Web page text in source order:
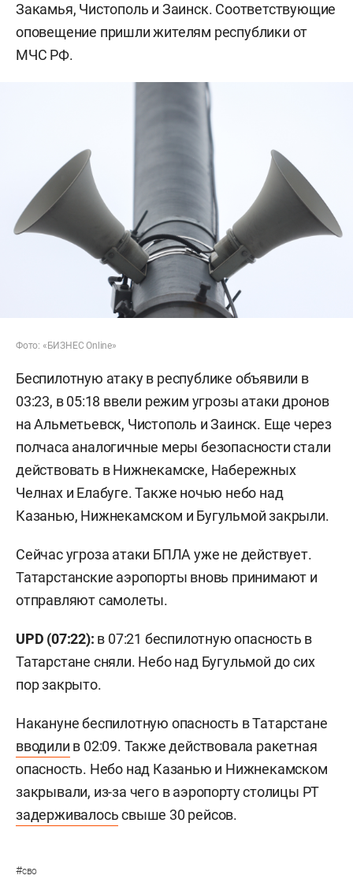
Закамья, Чистополь и Заинск. Соответствующие
оповещение пришли жителям республики от
МЧС РФ.
Фото: «БИЗНЕС Online»
Беспилотную атаку в республике объявили в
03:23, в 05:18 ввели режим угрозы атаки дронов
на Альметьевск, Чистополь и Заинск. Еще через
полчаса аналогичные меры безопасности стали
действовать в Нижнекамске, Набережных
Челнах и Елабуге. Также ночью небо над
Казанью, Нижнекамском и Бугульмой закрыли.
Сейчас угроза атаки БПЛА уже не действует.
Татарстанские аэропорты вновь принимают и
отправляют самолеты.
UPD (07:22): в 07:21 беспилотную опасность в
Татарстане сняли. Небо над Бугульмой до сих
пор закрыто.
Накануне беспилотную опасность в Татарстане
вводили в 02:09. Также действовала ракетная
опасность. Небо над Казанью и Нижнекамском
закрывали, из-за чего в аэропорту столицы РТ
задерживалосьсвыше 30 рейсов.
#сво